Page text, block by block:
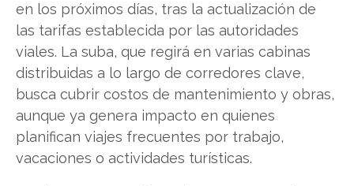
en los próximos días, tras la actualización de
las tarifas establecida por las autoridades
viales. La suba, que regirá en varias cabinas
distribuidas a lo largo de corredores clave,
busca cubrir costos de mantenimiento y obras,
aunque ya genera impacto en quienes
planifican viajes frecuentes por trabajo,
vacaciones o actividades turísticas.